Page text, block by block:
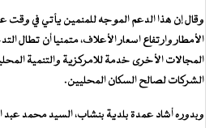
وقال إن هذا الدعم الموجه للمنمين يأتي في وقت
الأمطار وارتفاع اسعار الأعلاف، متمنيا أن تطال
المجالات الأخرى خدمة للامركزية والتنمية
الشركات لصالح السكان المحليين.
وبدوره أشاد عمدة بلدية بنشاب، السيد محمد عبد